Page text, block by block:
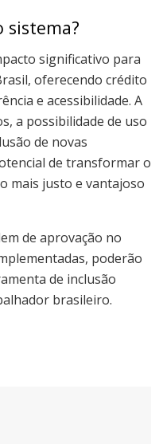
sistema?
significativo para
oferecendo crédito
e acessibilidade. A
a possibilidade de uso
de novas
de transformar o
mais justo e vantajoso
de aprovação no
poderão
de inclusão
brasileiro.